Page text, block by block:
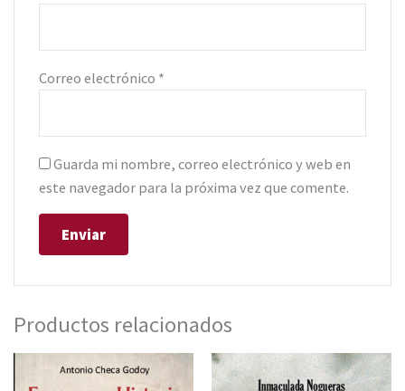
Correo electrónico *
Guarda mi nombre, correo electrónico y web en
este navegador para la próxima vez que comente.
Productos relacionados